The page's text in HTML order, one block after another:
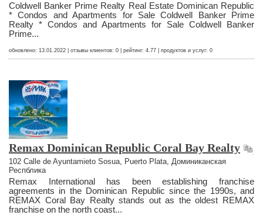
Coldwell Banker Prime Realty Real Estate Dominican Republic
* Condos and Apartments for Sale Coldwell Banker Prime
Realty * Condos and Apartments for Sale Coldwell Banker
Prime...
обновлено: 13.01.2022 | отзывы клиентов: 0 | рейтинг: 4.77 | продуктов и услуг: 0
Remax Dominican Republic Coral Bay Realty
102 Calle de Ayuntamieto Sosua, Puerto Plata, Доминиканская
Респблика
Remax International has been establishing franchise
agreements in the Dominican Republic since the 1990s, and
REMAX Coral Bay Realty stands out as the oldest REMAX
franchise on the north coast...